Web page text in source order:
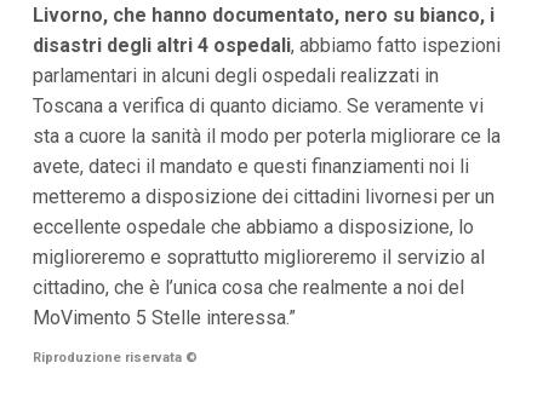
Livorno, che hanno documentato, nero su bianco, i
disastri degli altri 4 ospedali, abbiamo fatto ispezioni
parlamentari in alcuni degli ospedali realizzati in
Toscana a verifica di quanto diciamo. Se veramente vi
sta a cuore la sanità il modo per poterla migliorare ce la
avete, dateci il mandato e questi finanziamenti noi li
metteremo a disposizione dei cittadini livornesi per un
eccellente ospedale che abbiamo a disposizione, lo
miglioreremo e soprattutto miglioreremo il servizio al
cittadino, che è l’unica cosa che realmente a noi del
MoVimento 5 Stelle interessa.”
Riproduzione riservata ©